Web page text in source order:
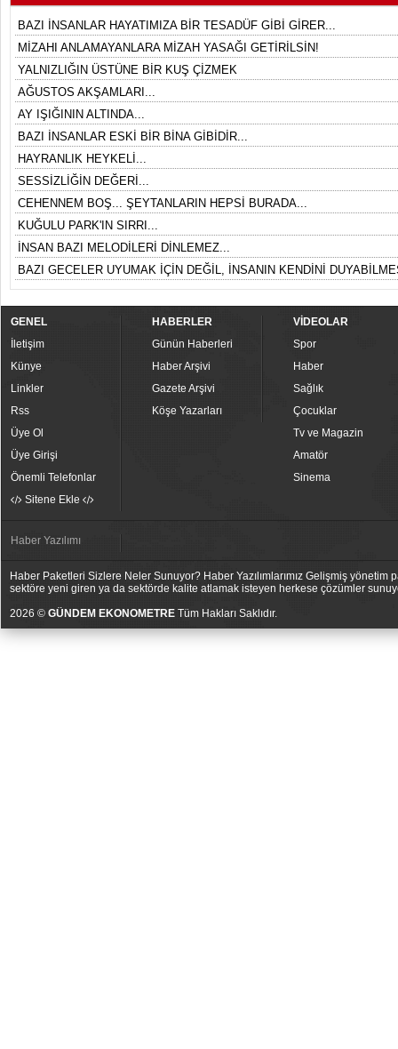
BAZI İNSANLAR HAYATIMIZA BİR TESADÜF GİBİ GİRER...
MİZAHI ANLAMAYANLARA MİZAH YASAĞI GETİRİLSİN!
YALNIZLIĞIN ÜSTÜNE BİR KUŞ ÇİZMEK
AĞUSTOS AKŞAMLARI...
AY IŞIĞININ ALTINDA...
BAZI İNSANLAR ESKİ BİR BİNA GİBİDİR...
HAYRANLIK HEYKELİ...
SESSİZLİĞİN DEĞERİ...
CEHENNEM BOŞ... ŞEYTANLARIN HEPSİ BURADA...
KUĞULU PARK'IN SIRRI...
İNSAN BAZI MELODİLERİ DİNLEMEZ...
BAZI GECELER UYUMAK İÇİN DEĞİL, İNSANIN KENDİNİ
GENEL
İletişim
Künye
Linkler
Rss
Üye Ol
Üye Girişi
Önemli Telefonlar
Sitene Ekle
HABERLER
Günün Haberleri
Haber Arşivi
Gazete Arşivi
Köşe Yazarları
VİDEOLAR
Spor
Haber
Sağlık
Çocuklar
Tv ve Magazin
Amatör
Sinema
Haber Yazılımı
Haber Paketleri Sizlere Neler Sunuyor? Haber Yazılımlarımız Gelişmiş
sektöre yeni giren ya da sektörde kalite atlamak isteyen herkese çözümler
2026 © GÜNDEM EKONOMETRE Tüm Hakları Saklıdır.